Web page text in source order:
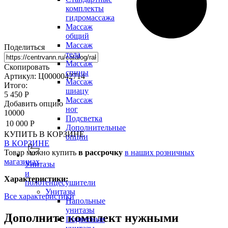
комплекты
гидромассажа
Массаж
общий
Массаж
тела
Массаж
спины
Массаж
шиацу
Массаж
ног
Подсветка
Дополнительные
опции
Унитазы
и
полотенцесушители
Унитазы
Напольные
унитазы
Подвесные
Поделиться
Скопировать
Артикул: Ц0000042714
Итого:
5 450 Р
Добавить опцию
10000
10 000 Р
КУПИТЬ В КОРЗИНЕ
В КОРЗИНЕ
Товар можно купить в рассрочку в наших розничных
магазинах
Характеристики:
Все характеристики
Дополните комплект нужными